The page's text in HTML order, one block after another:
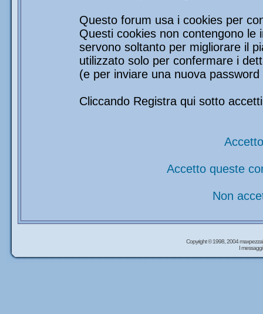
Questo forum usa i cookies per
Questi cookies non contengono le
servono soltanto per migliorare il
utilizzato solo per confermare i
(e per inviare una nuova
Cliccando Registra qui sotto
Accetto queste
Non
Copyright © 1998, 2004
I